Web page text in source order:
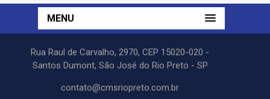
MENU
Rua Raul de Carvalho, 2970, CEP 15020-020 -
Santos Dumont, São José do Rio Preto - SP
contato@cmsriopreto.com.br